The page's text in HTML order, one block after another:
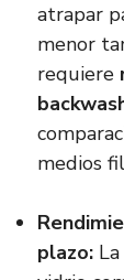
atrapar
menor
requiere
medios
plazo: